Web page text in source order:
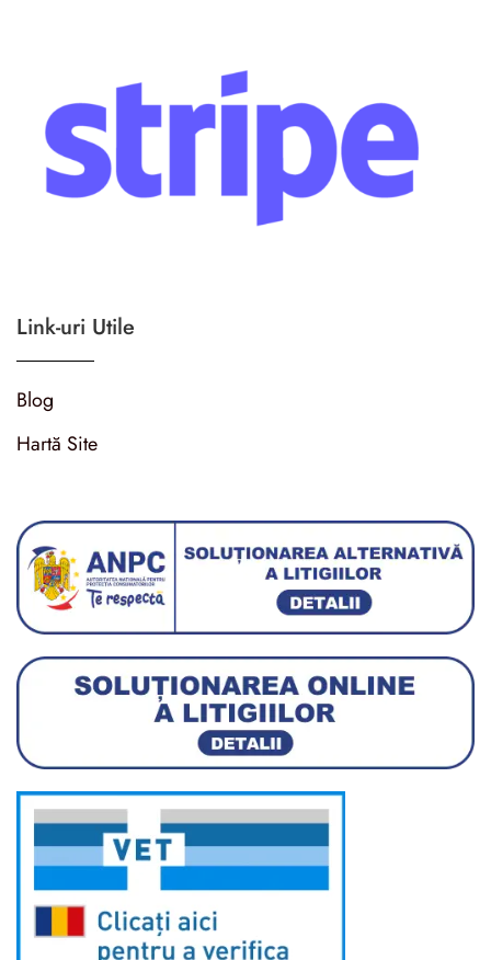
Link-uri Utile
Blog
Hartă Site